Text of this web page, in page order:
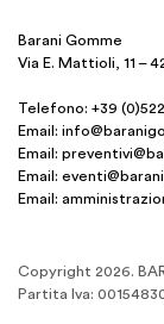
Barani Gomme
Via E. Mattioli, 11 –
Telefono: +39
Email:
Email:
Email:
Email:
Copyright 2026.
Partita Iva: